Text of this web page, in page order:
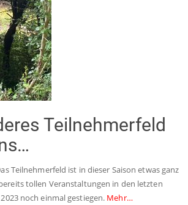
Teilnehmerfeld
Teilnehmerfeld ist in dieser Saison etwas ganz
tollen Veranstaltungen in den letzten
noch einmal gestiegen. Mehr…